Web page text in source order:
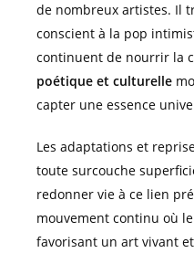
de nombreux artistes. Il
conscient à la pop
continuent de nourrir la
poétique et culturelle
capter une essence
Les adaptations et
toute surcouche
redonner vie à ce lien
mouvement continu où
favorisant un art vivant